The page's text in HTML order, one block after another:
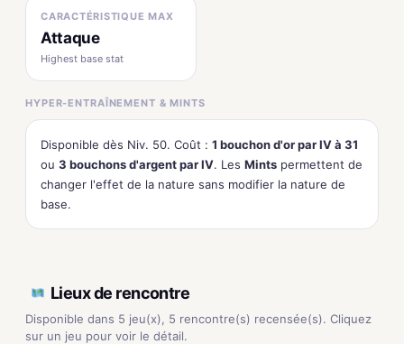
CARACTÉRISTIQUE MAX
Attaque
Highest base stat
HYPER-ENTRAÎNEMENT & MINTS
Disponible dès Niv. 50. Coût : 1 bouchon d'or par IV à 31
ou 3 bouchons d'argent par IV. Les Mints permettent de
changer l'effet de la nature sans modifier la nature de
base.
Lieux de rencontre
Disponible dans 5 jeu(x), 5 rencontre(s) recensée(s). Cliquez
sur un jeu pour voir le détail.